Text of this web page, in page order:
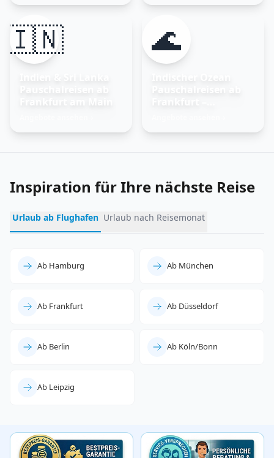
🇮🇳 🌊
Inspiration für Ihre nächste Reise
Urlaub ab Flughafen Urlaub nach Reisemonat
Ab Hamburg Ab München
Ab Frankfurt Ab Düsseldorf
Ab Berlin Ab Köln/Bonn
Ab Leipzig